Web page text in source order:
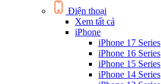
Điện thoại
Xem tất cả
iPhone
iPhone 17 Series
iPhone 16 Series
iPhone 15 Series
iPhone 14 Series